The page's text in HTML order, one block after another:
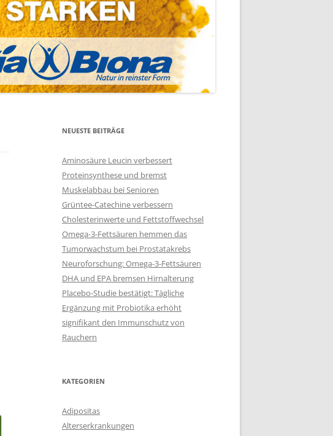
NEUESTE BEITRÄGE
Aminosäure Leucin verbessert
Proteinsynthese und bremst
Muskelabbau bei Senioren
Grüntee-Catechine verbessern
Cholesterinwerte und Fettstoffwechsel
Omega-3-Fettsäuren hemmen das
Tumorwachstum bei Prostatakrebs
Neuroforschung: Omega-3-Fettsäuren
DHA und EPA bremsen Hirnalterung
Placebo-Studie bestätigt: Tägliche
Ergänzung mit Probiotika erhöht
signifikant den Immunschutz von
Rauchern
KATEGORIEN
Adipositas
Alterserkrankungen